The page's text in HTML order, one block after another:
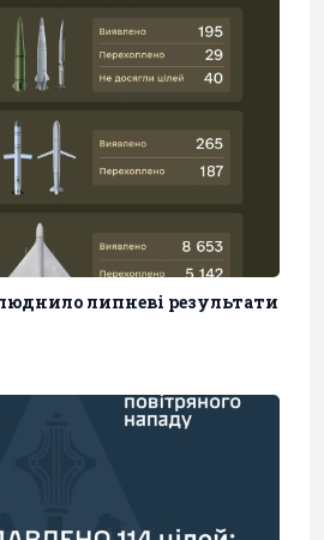
липневі результати